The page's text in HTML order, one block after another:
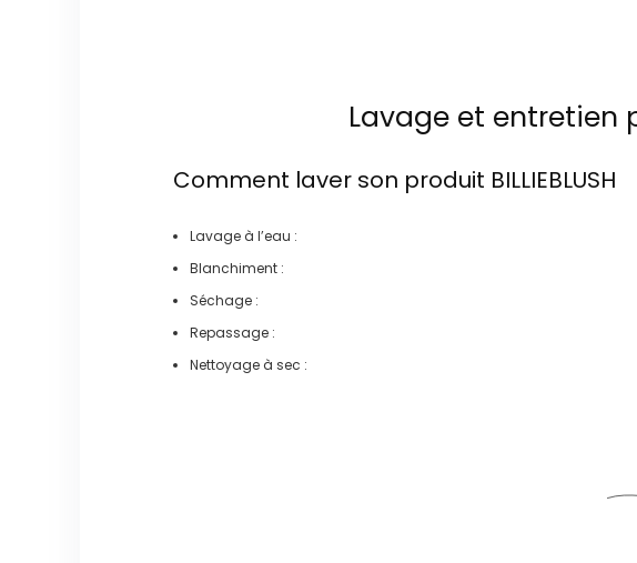
Lavage et entretien
Comment laver son produit BILLIEBLUSH
Lavage à l’eau :
Blanchiment :
Séchage :
Repassage :
Nettoyage à sec :